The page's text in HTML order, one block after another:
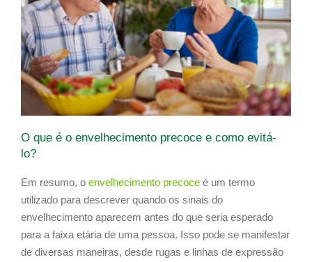
O que é o envelhecimento precoce e como evitá-
lo?
Em resumo, o envelhecimento precoce é um termo
utilizado para descrever quando os sinais do
envelhecimento aparecem antes do que seria esperado
para a faixa etária de uma pessoa. Isso pode se manifestar
de diversas maneiras, desde rugas e linhas de expressão